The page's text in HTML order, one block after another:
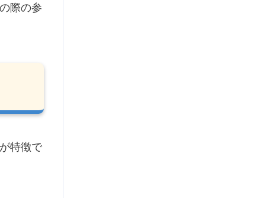
際の参
特徴で